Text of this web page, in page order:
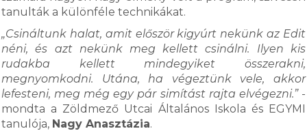
tanulták a különféle technikákat.
„Csináltunk halat, amit először kigyúrt nekünk az Edit
néni, és azt nekünk meg kellett csinálni. Ilyen kis
rudakba kellett mindegyiket összerakni,
megnyomkodni. Utána, ha végeztünk vele, akkor
lefesteni, meg még egy pár simítást rajta elvégezni.”-
mondta a Zöldmező Utcai Általános Iskola és EGYMI
tanulója, Nagy Anasztázia.